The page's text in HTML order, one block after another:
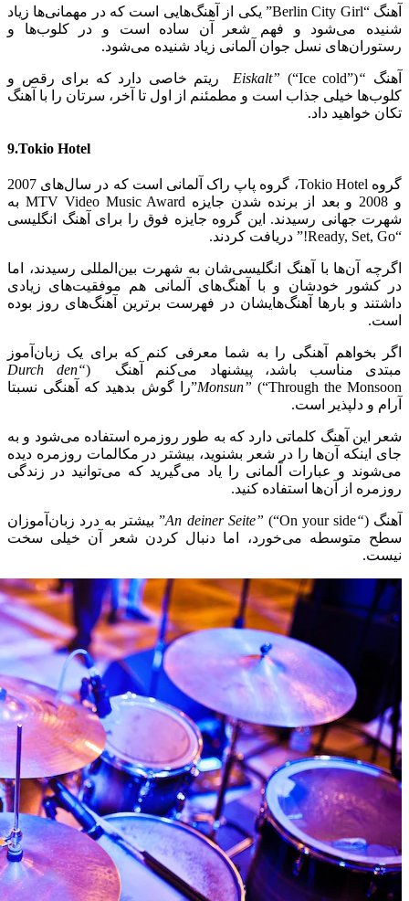
آهنگ “Berlin City Girl” یکی از آهنگ‌هایی است که در مهمانی‌ها زیاد
شنیده می‌شود و فهم شعر آن ساده است و در کلوب‌ها و
رستوران‌های نسل جوان آلمانی زیاد شنیده می‌شود.
آهنگ “Eiskalt”
(“Ice cold”) ریتم خاصی دارد که برای رقص و
کلوب‌ها خیلی جذاب است و مطمئنم از اول تا آخر، سرتان را با آهنگ
تکان خواهید داد.
9.Tokio Hotel
گروه Tokio Hotel، گروه پاپ راک آلمانی است که در سال‌های 2007
و 2008 و بعد از برنده شدن جایزه MTV Video Music Award به
شهرت جهانی رسیدند. این گروه جایزه فوق را برای آهنگ انگلیسی
“Ready, Set, Go!” دریافت کردند.
اگرچه آن‌ها با آهنگ انگلیسی‌شان به شهرت بین‌المللی رسیدند، اما
در کشور خودشان و با آهنگ‌های آلمانی هم موفقیت‌های زیادی
داشتند و بارها آهنگ‌هایشان در فهرست برترین آهنگ‌های روز بوده
است.
اگر بخواهم آهنگی را به شما معرفی کنم که برای یک زبان‌آموز
مبتدی مناسب باشد، پیشنهاد می‌کنم آهنگ ( “Durch den
Monsun”(“Through the Monsoon”را گوش بدهید که آهنگی نسبتا
آرام و دلپذیر است.
شعر این آهنگ کلماتی دارد که به طور روزمره استفاده می‌شود و به
جای اینکه آن‌ها را در شعر بشنوید، بیشتر در مکالمات روزمره دیده
می‌شوند و عبارات آلمانی را یاد می‌گیرید که می‌توانید در زندگی
روزمره از آن‌ها استفاده کنید.
آهنگ (“An deiner Seite”
(“On your side” بیشتر به درد زبان‌آموزان
سطح متوسطه می‌خورد، اما دنبال کردن شعر آن خیلی سخت
نیست.